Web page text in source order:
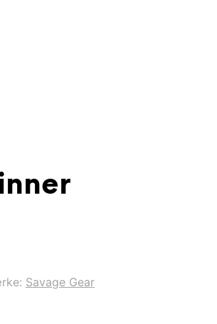
Savage Gear